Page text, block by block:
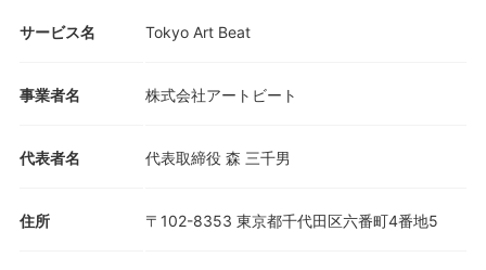
サービス名 Tokyo Art Beat
事業者名 株式会社アートビート
代表者名 代表取締役 森 三千男
住所 〒102-8353 東京都千代田区六番町4番地5